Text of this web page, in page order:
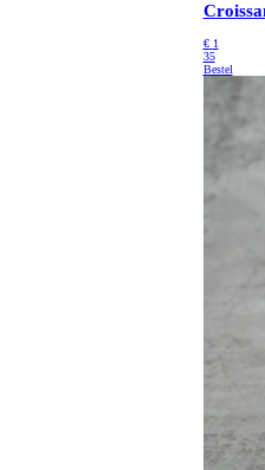
€ 1
35
Bestel